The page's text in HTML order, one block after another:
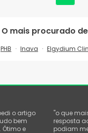
O mais procurado de
PHB Inava Elgydium
o artigo
bem
e
"o que
resposta
podiam